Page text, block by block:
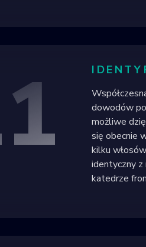
dowodów
możliwe
się obecnie
kilku
identyczny
katedrze